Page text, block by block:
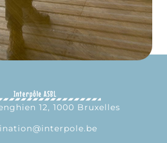
Interpôle ASBL
12, 1000 Bruxelles